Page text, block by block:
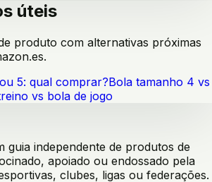
úteis
produto com alternativas próximas
5: qual comprar?Bola tamanho 4 vs
vs bola de jogo
guia independente de produtos de
apoiado ou endossado pela
clubes, ligas ou federações.